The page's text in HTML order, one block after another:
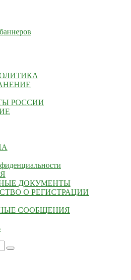
РОССИИ
ДОКУМЕНТЫ
О РЕГИСТРАЦИИ
СООБЩЕНИЯ